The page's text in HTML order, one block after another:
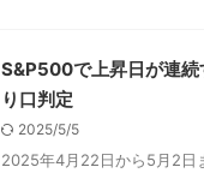
S&P500で上昇日が連続
り口判定
2025/5/5
2025年4月22日から5月2日